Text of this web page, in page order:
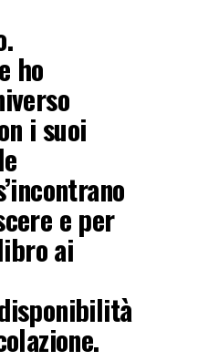
ho
i suoi
e per
ai